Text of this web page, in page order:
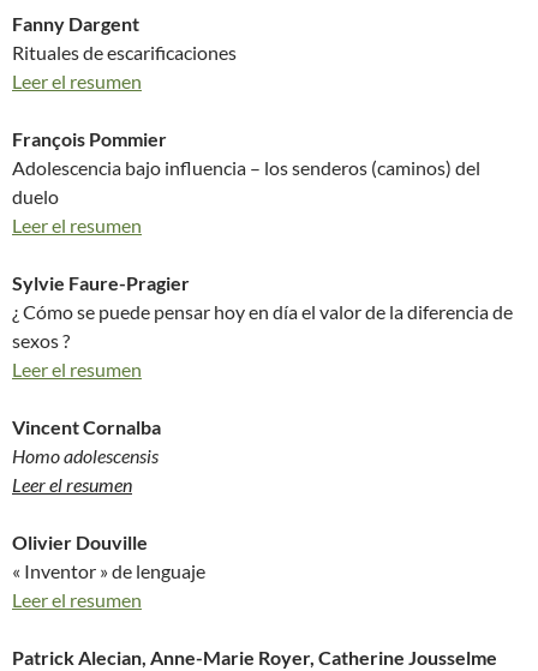
Fanny Dargent
Rituales de escarificaciones
Leer el resumen
François Pommier
Adolescencia bajo influencia – los senderos (caminos) del
duelo
Leer el resumen
Sylvie Faure-Pragier
¿ Cómo se puede pensar hoy en día el valor de la diferencia de
sexos ?
Leer el resumen
Vincent Cornalba
Homo adolescensis
Leer el resumen
Olivier Douville
« Inventor » de lenguaje
Leer el resumen
Patrick Alecian, Anne-Marie Royer, Catherine Jousselme